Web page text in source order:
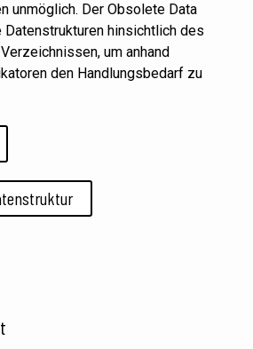
unmöglich. Der Obsolete Data
Datenstrukturen hinsichtlich des
um anhand
den Handlungsbedarf zu